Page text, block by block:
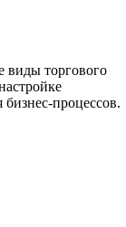
виды торгового
процессов.